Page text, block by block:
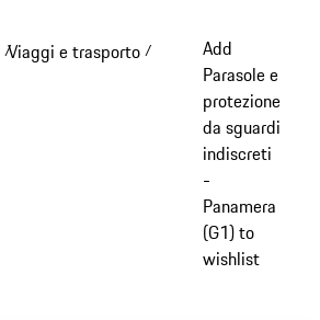
/Viaggi e trasporto /
Add
Parasole e
protezione
da sguardi
indiscreti
-
Panamera
(G1) to
wishlist